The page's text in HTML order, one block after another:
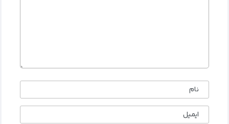
نام
ایمیل